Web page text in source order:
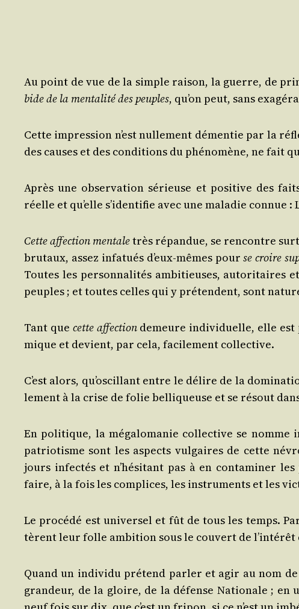
Au point de vue de la simple rai­son, la guerre, de
bide de la men­ta­li­té des peuples, qu’on peut, sans
Cette impres­sion n’est nul­le­ment démen­tie par la
des causes et des condi­tions du phé­no­mène, ne fait
Après une obser­va­tion sérieuse et posi­tive des
réelle et qu’elle s’i­den­ti­fie avec une mala­die connue :
Cette affec­tion men­taletrès répan­due, se ren­contre
bru­taux, assez infa­tués d’eux-mêmes pourse croire
Toutes les per­son­na­li­tés ambi­tieuses, auto­ri­taires
peuples ; et toutes celles qui y pré­tendent, sont
Tant que cette affec­tiondemeure indi­vi­duelle, elle est
mique et devient, par cela, faci­le­ment collective.
C’est alors, qu’os­cil­lant entre le délire de la
le­ment à la crise de folie bel­li­queuse et se résout
En poli­tique, la méga­lo­ma­nie col­lec­tive se nomme
patrio­tisme sont les aspects vul­gaires de cette
jours infec­tés et n’hé­si­tant pas à en conta­mi­ner
faire, à la fois les com­plices, les ins­tru­ments et les
Le pro­cé­dé est uni­ver­sel et fût de tous les temps.
tèrent leur folle ambi­tion sous le cou­vert de
Quand un indi­vi­du pré­tend par­ler et agir au nom
gran­deur, de la gloire, de la défense Natio­nale ;